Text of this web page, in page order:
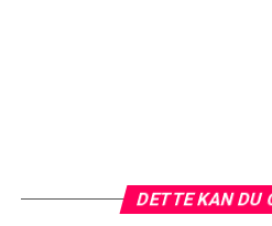
DETTE KAN DU